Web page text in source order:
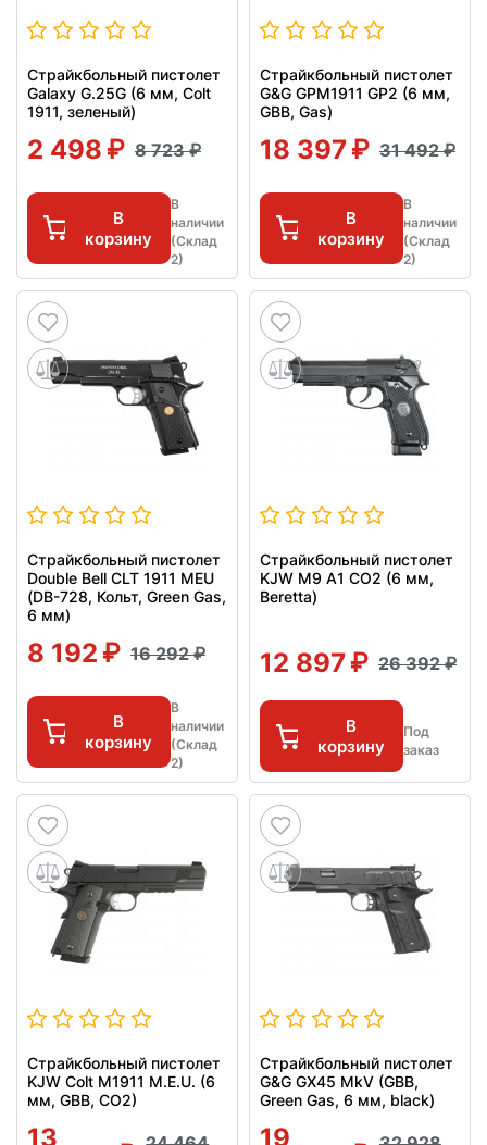
Страйкбольный пистолет
Galaxy G.25G (6 мм, Colt
1911, зеленый)
2 498 8 723
В
корзину
В
наличии
(Склад
2)
Страйкбольный пистолет
G&G GPM1911 GP2 (6 мм,
GBB, Gas)
18 397 31 492
В
корзину
В
наличии
(Склад
2)
Страйкбольный пистолет
Double Bell CLT 1911 MEU
(DB-728, Кольт, Green Gas,
6 мм)
8 192 16 292
В
корзину
В
наличии
(Склад
2)
Страйкбольный пистолет
KJW M9 A1 CO2 (6 мм,
Beretta)
12 897 26 392
В
корзину
Под
заказ
Страйкбольный пистолет
KJW Colt M1911 M.E.U. (6
мм, GBB, CO2)
13
Страйкбольный пистолет
G&G GX45 MkV (GBB,
Green Gas, 6 мм, black)
19